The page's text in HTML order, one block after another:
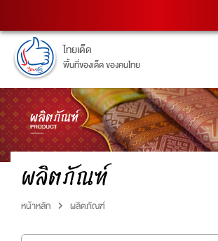
ไทยเด็ด
พื้นที่ของเด็ด ของคนไทย
ผลิตภัณฑ์
หน้าหลัก ผลิตภัณฑ์